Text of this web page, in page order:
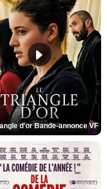
d'or Bande-annonce VF